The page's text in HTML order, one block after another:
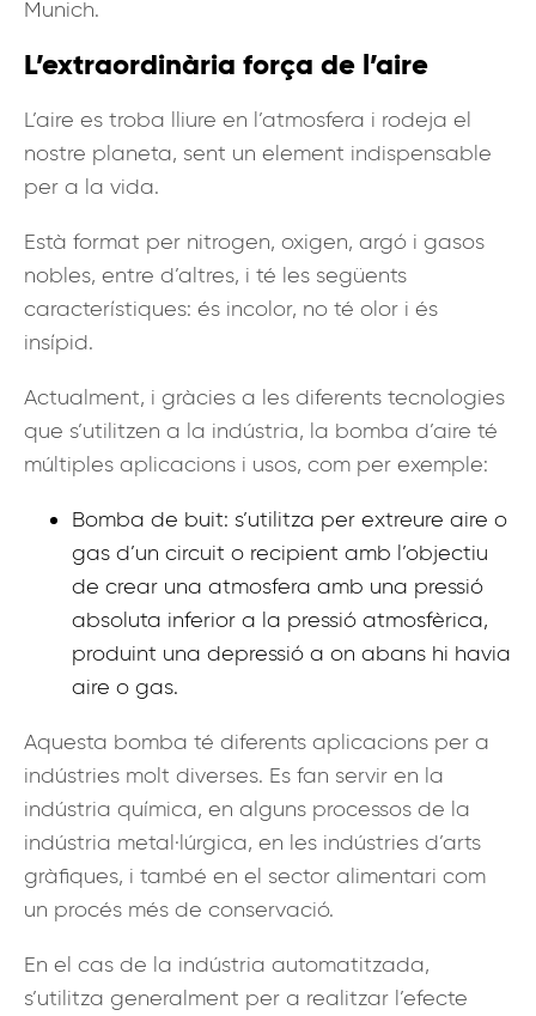
Munich.
L’extraordinària força de l’aire
L’aire es troba lliure en l’atmosfera i rodeja el
nostre planeta, sent un element indispensable
per a la vida.
Està format per nitrogen, oxigen, argó i gasos
nobles, entre d’altres, i té les següents
característiques: és incolor, no té olor i és
insípid.
Actualment, i gràcies a les diferents tecnologies
que s’utilitzen a la indústria, la bomba d’aire té
múltiples aplicacions i usos, com per exemple:
Bomba de buit: s’utilitza per extreure aire o
gas d’un circuit o recipient amb l’objectiu
de crear una atmosfera amb una pressió
absoluta inferior a la pressió atmosfèrica,
produint una depressió a on abans hi havia
aire o gas.
Aquesta bomba té diferents aplicacions per a
indústries molt diverses. Es fan servir en la
indústria química, en alguns processos de la
indústria metal·lúrgica, en les indústries d’arts
gràfiques, i també en el sector alimentari com
un procés més de conservació.
En el cas de la indústria automatitzada,
s’utilitza generalment per a realitzar l’efecte